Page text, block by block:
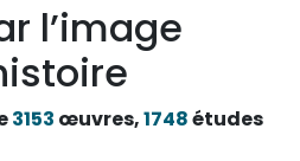
l’image
3153 œuvres,1748études